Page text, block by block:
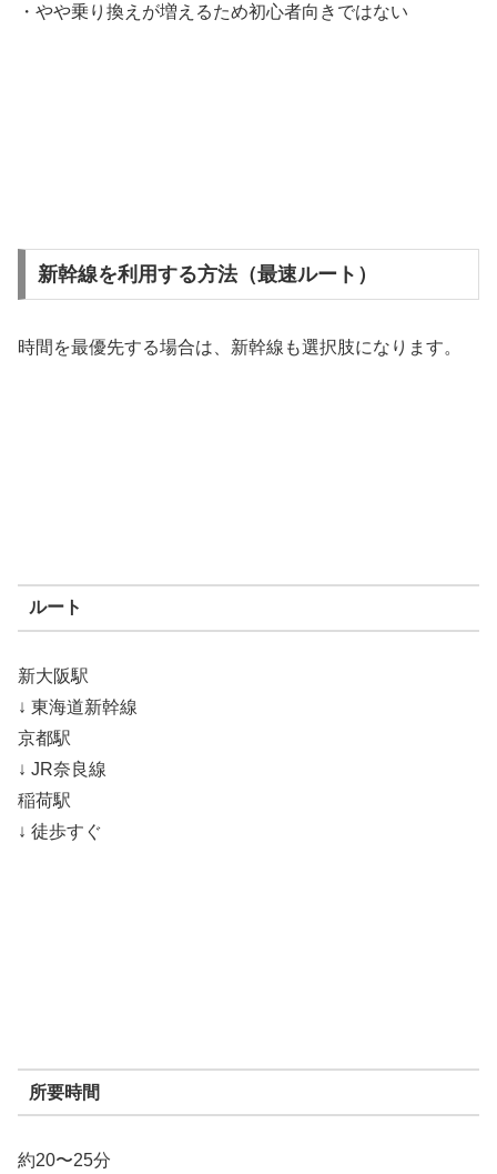
・やや乗り換えが増えるため初心者向きではない
新幹線を利用する方法（最速ルート）
時間を最優先する場合は、新幹線も選択肢になります。
ルート
新大阪駅
↓ 東海道新幹線
京都駅
↓ JR奈良線
稲荷駅
↓ 徒歩すぐ
所要時間
約20〜25分